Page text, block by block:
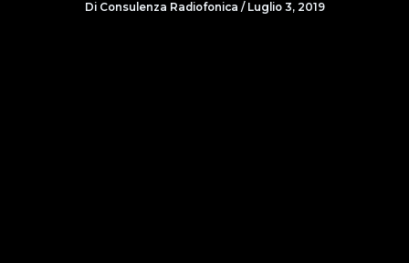
Di Consulenza Radiofonica / Luglio 3, 2019